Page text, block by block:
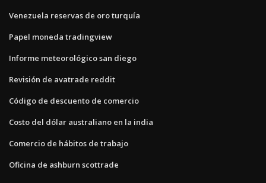
Venezuela reservas de oro turquía
Papel moneda tradingview
Informe meteorológico san diego
Revisión de avatrade reddit
Código de descuento de comercio
Costo del dólar australiano en la india
Comercio de hábitos de trabajo
Oficina de ashburn scottrade